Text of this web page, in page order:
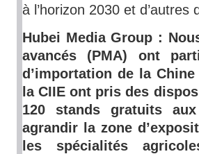
à l’horizon 2030 et
Hubei Media Group :
avancés (PMA) ont
d’importation de la
la CIIE ont pris des
120 stands gratuits
agrandir la zone
les spécialités